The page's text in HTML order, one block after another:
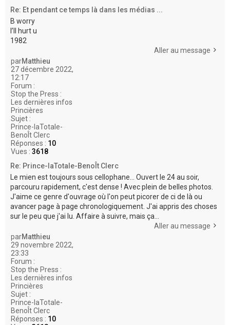
Re: Et pendant ce temps là dans les médias ...
B worry
I’ll hurt u
1982
Aller au message
parMatthieu
27 décembre 2022,
12:17
Forum :
Stop the Press :
Les dernières infos
Princières
Sujet :
Prince-laTotale-
BenoÎt Clerc
Réponses : 10
Vues : 3618
Re: Prince-laTotale-BenoÎt Clerc
Le mien est toujours sous cellophane... Ouvert le 24 au soir,
parcouru rapidement, c'est dense ! Avec plein de belles photos.
J'aime ce genre d'ouvrage où l'on peut picorer de ci de là ou
avancer page à page chronologiquement. J'ai appris des choses
sur le peu que j'ai lu. Affaire à suivre, mais ça...
Aller au message
parMatthieu
29 novembre 2022,
23:33
Forum :
Stop the Press :
Les dernières infos
Princières
Sujet :
Prince-laTotale-
BenoÎt Clerc
Réponses : 10